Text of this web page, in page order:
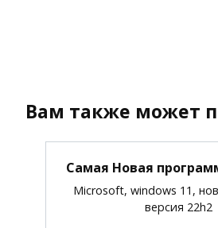
Вам также может
Самая Новая
Microsoft, windows 11,
версия 22h2